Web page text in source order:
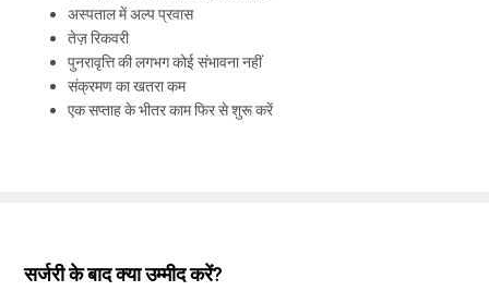
अस्पताल में अल्प प्रवास
तेज़ रिकवरी
पुनरावृत्ति की लगभग कोई संभावना नहीं
संक्रमण का खतरा कम
एक सप्ताह के भीतर काम फिर से शुरू करें
सर्जरी के बाद क्या उम्मीद करें?